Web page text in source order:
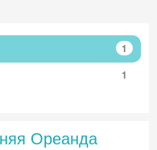
1
1
Ореанда